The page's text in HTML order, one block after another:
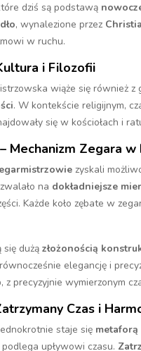
dziś są podstawą
, wynalezione przez
w ruchu.
i Filozofii
wiąże się również z
. W kontekście religijnym,
się w kościołach i
Mechanizm Zegara w
zyskali
na dokładniejsze
Każde koło zębate w
się dużą złożonością
elegancję i
z precyzyjnie wymierzonym
Czas i
staje się metaforą
upływowi czasu.